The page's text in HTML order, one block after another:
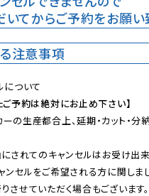
いてからご予約をお願い
注意事項
ご予約は絶対にお止め下さい】
の生産都合上、延期・カット・分
にされてのキャンセルはお受け出来
ンセルをご希望される方に関しま
させていただく場合もございます。